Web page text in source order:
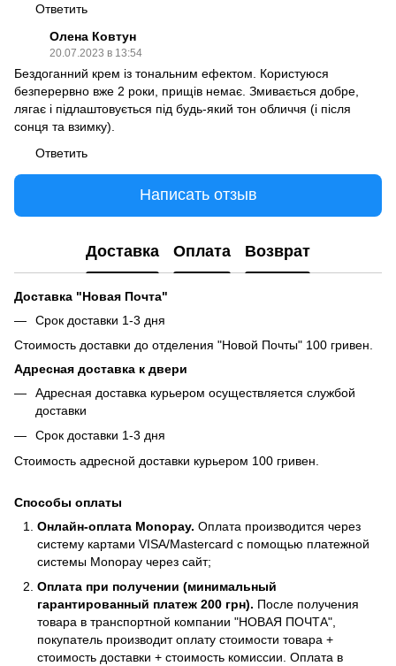
Ответить
Олена Ковтун
20.07.2023 в 13:54
Бездоганний крем із тональним ефектом. Користуюся
безперервно вже 2 роки, прищів немає. Змивається добре,
лягає і підлаштовується під будь-який тон обличчя (і після
сонця та взимку).
Ответить
Написать отзыв
Доставка Оплата Возврат
Доставка "Новая Почта"
Срок доставки 1-3 дня
Стоимость доставки до отделения "Новой Почты" 100 гривен.
Адресная доставка к двери
Адресная доставка курьером осуществляется службой
доставки
Срок доставки 1-3 дня
Стоимость адресной доставки курьером 100 гривен.
Способы оплаты
Онлайн-оплата Monopay. Оплата производится через
систему картами VISA/Mastercard с помощью платежной
системы Monopay через сайт;
Оплата при получении (минимальный
гарантированный платеж 200 грн). После получения
товара в транспортной компании "НОВАЯ ПОЧТА",
покупатель производит оплату стоимости товара +
стоимость доставки + стоимость комиссии. Оплата в